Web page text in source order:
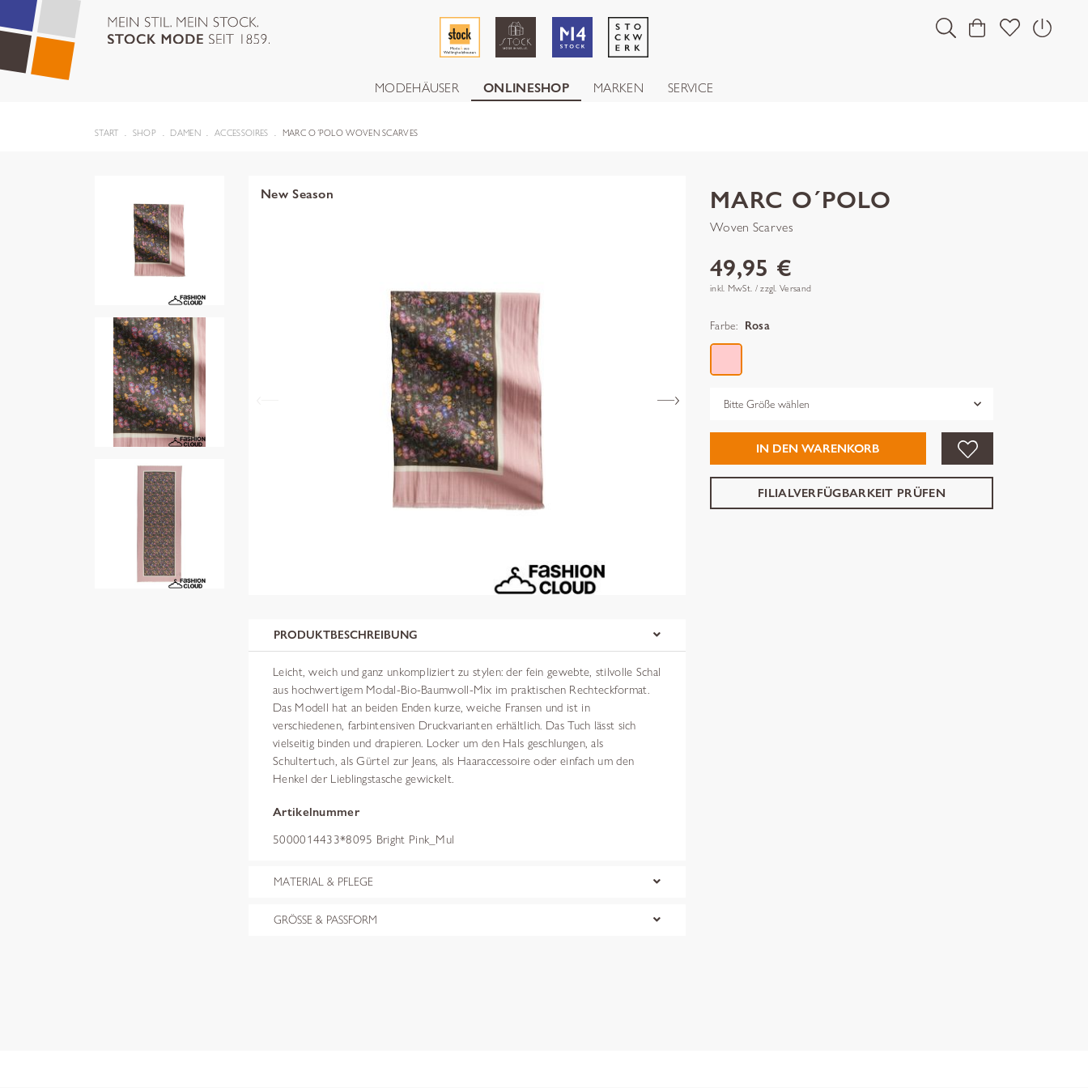
MODEHÄUSER ONLINESHOP MARKEN SERVICE
START SHOP DAMEN ACCESSOIRES MARC O´POLO WOVEN SCARVES
New Season
PRODUKTBESCHREIBUNG
Leicht, weich und ganz unkompliziert zu stylen: der fein gewebte, stilvolle Schal
aus hochwertigem Modal-Bio-Baumwoll-Mix im praktischen Rechteckformat.
Das Modell hat an beiden Enden kurze, weiche Fransen und ist in
verschiedenen, farbintensiven Druckvarianten erhältlich. Das Tuch lässt sich
vielseitig binden und drapieren. Locker um den Hals geschlungen, als
Schultertuch, als Gürtel zur Jeans, als Haaraccessoire oder einfach um den
Henkel der Lieblingstasche gewickelt.
Artikelnummer
5000014433*8095 Bright Pink_Mul
MATERIAL & PFLEGE
GRÖSSE & PASSFORM
MARC O´POLO
Woven Scarves
49,95 €
inkl. MwSt. / zzgl. Versand
Farbe: Rosa
Grösse
IN DEN WARENKORB
FILIALVERFÜGBARKEIT PRÜFEN